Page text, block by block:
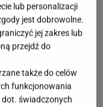
na świat
życie
Justyny
ze szczytu
zdobycia
- czytaliśmy na
lub personalizacji
jest dobrowolne.
jej zakres lub
przejdź do
także do celów
funkcjonowania
dot. świadczonych